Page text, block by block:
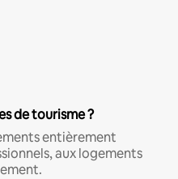
de tourisme ?
entièrement
aux logements